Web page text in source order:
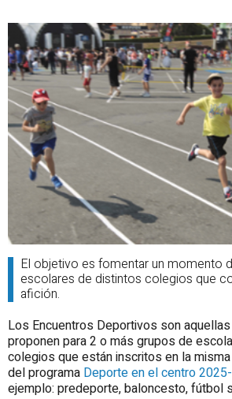
El objetivo es fomentar un momento
escolares de distintos colegios que
afición.
Los Encuentros Deportivos son
proponen para 2 o más grupos de
colegios que están inscritos en la
del programa Deporte en el centro
ejemplo: predeporte, baloncesto, fútbol